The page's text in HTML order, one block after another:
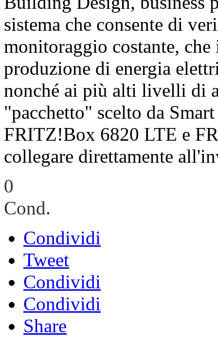
sistema che consente di
monitoraggio costante,
produzione di energia
nonché ai più alti livelli di
"pacchetto" scelto da
FRITZ!Box 6820 LTE e
collegare direttamente
0
Cond.
Condividi
Tweet
Condividi
Condividi
Share